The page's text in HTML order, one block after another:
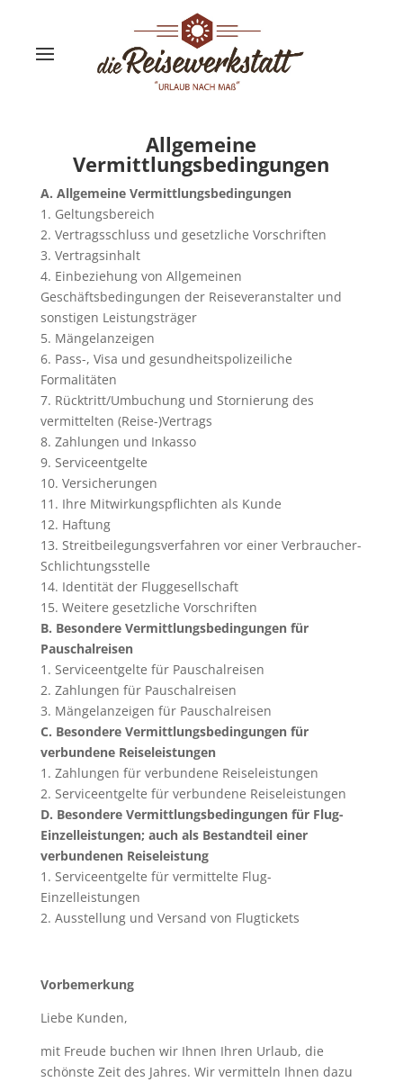
Allgemeine
Vermittlungsbedingungen
A. Allgemeine Vermittlungsbedingungen
1. Geltungsbereich
2. Vertragsschluss und gesetzliche Vorschriften
3. Vertragsinhalt
4. Einbeziehung von Allgemeinen
Geschäftsbedingungen der Reiseveranstalter und
sonstigen Leistungsträger
5. Mängelanzeigen
6. Pass-, Visa und gesundheitspolizeiliche
Formalitäten
7. Rücktritt/Umbuchung und Stornierung des
vermittelten (Reise-)Vertrags
8. Zahlungen und Inkasso
9. Serviceentgelte
10. Versicherungen
11. Ihre Mitwirkungspflichten als Kunde
12. Haftung
13. Streitbeilegungsverfahren vor einer Verbraucher-
Schlichtungsstelle
14. Identität der Fluggesellschaft
15. Weitere gesetzliche Vorschriften
B. Besondere Vermittlungsbedingungen für
Pauschalreisen
1. Serviceentgelte für Pauschalreisen
2. Zahlungen für Pauschalreisen
3. Mängelanzeigen für Pauschalreisen
C. Besondere Vermittlungsbedingungen für
verbundene Reiseleistungen
1. Zahlungen für verbundene Reiseleistungen
2. Serviceentgelte für verbundene Reiseleistungen
D. Besondere Vermittlungsbedingungen für Flug-
Einzelleistungen; auch als Bestandteil einer
verbundenen Reiseleistung
1. Serviceentgelte für vermittelte Flug-
Einzelleistungen
2. Ausstellung und Versand von Flugtickets
Vorbemerkung
Liebe Kunden,
mit Freude buchen wir Ihnen Ihren Urlaub, die
schönste Zeit des Jahres. Wir vermitteln Ihnen dazu